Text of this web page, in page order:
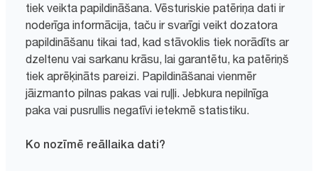
tiek veikta papildināšana. Vēsturiskie patēriņa dati ir
noderīga informācija, taču ir svarīgi veikt dozatora
papildināšanu tikai tad, kad stāvoklis tiek norādīts ar
dzeltenu vai sarkanu krāsu, lai garantētu, ka patēriņš
tiek aprēķināts pareizi. Papildināšanai vienmēr
jāizmanto pilnas pakas vai ruļļi. Jebkura nepilnīga
paka vai pusrullis negatīvi ietekmē statistiku.
Ko nozīmē reāllaika dati?